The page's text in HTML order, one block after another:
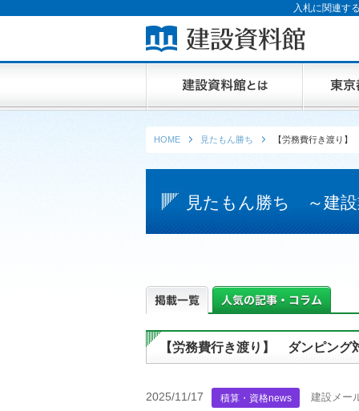
入札に関連す
HOME 見たもん勝ち 【労務費行き渡り
見たもん勝ち ～建設
【労務費行き渡り】 ダンピング
2025/11/17 積算・資格news 建設メー